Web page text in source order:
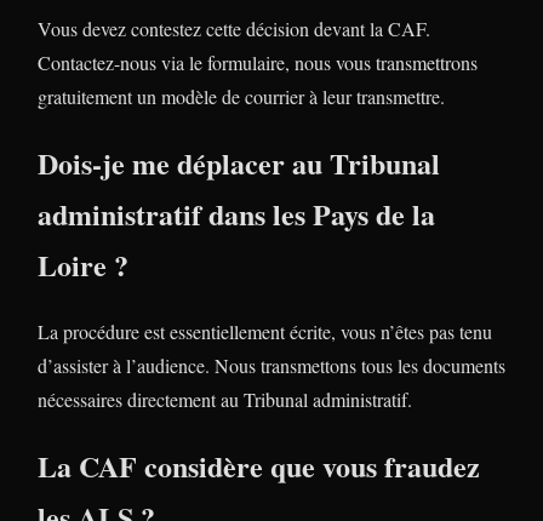
Vous devez contestez cette décision devant la CAF.
Contactez-nous via le formulaire, nous vous transmettrons
gratuitement un modèle de courrier à leur transmettre.
Dois-je me déplacer au Tribunal
administratif dans les Pays de la
Loire ?
La procédure est essentiellement écrite, vous n’êtes pas tenu
d’assister à l’audience. Nous transmettons tous les documents
nécessaires directement au Tribunal administratif.
La CAF considère que vous fraudez